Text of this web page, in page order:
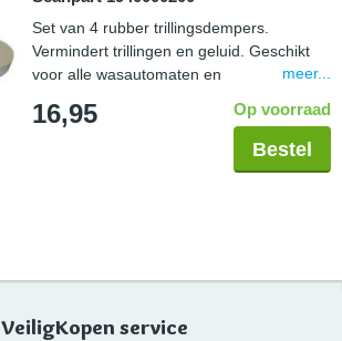
Set van 4 rubber trillingsdempers.
Vermindert trillingen en geluid. Geschikt
voor alle wasautomaten en
onder de voetjes van een huishoudelijk
meer...
16,95 Op voorraad
Bestel
VeiligKopen service